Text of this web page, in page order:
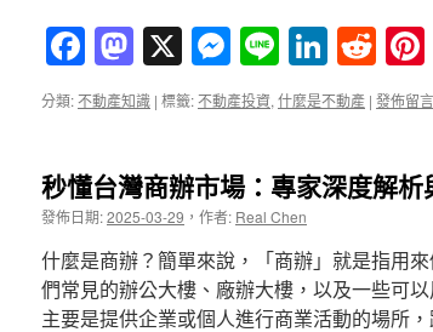
Facebook
Mastodon
X Messenger
Line
分類:不動產知識 | 標籤:不動產投資, 什麼是不動產 | 發佈留言
秒懂台灣商辦市場：專家深度解析
發佈日期:2025-03-29 ， 作者: Real Chen
什麼是商辦？簡單來說，「商辦」就是指用
們常見的辦公大樓、廠辦大樓，以及一些可
主要是提供企業或個人進行商業活動的場所